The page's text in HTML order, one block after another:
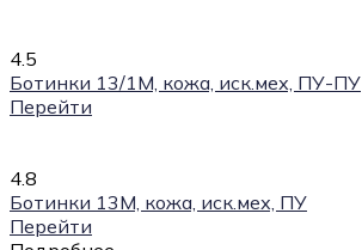
4.5
Ботинки 13/1М, кожа, иск.мех, ПУ-ПУ
Перейти
4.8
Ботинки 13М, кожа, иск.мех, ПУ
Перейти